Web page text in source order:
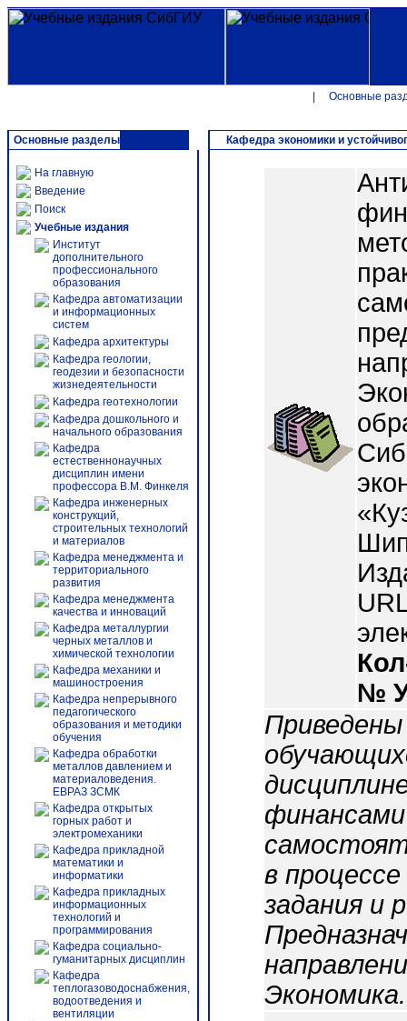
Основные
Основные разделы
На главную
Введение
Поиск
Учебные издания
Институт
дополнительного
профессионального
образования
Кафедра автоматизации
и информационных
систем
Кафедра архитектуры
Кафедра геологии,
геодезии и безопасности
жизнедеятельности
Кафедра геотехнологии
Кафедра дошкольного и
начального образования
Кафедра
естественнонаучных
дисциплин имени
профессора В.М. Финкеля
Кафедра инженерных
конструкций,
строительных технологий
и материалов
Кафедра менеджмента и
территориального
развития
Кафедра менеджмента
качества и инноваций
Кафедра металлургии
черных металлов и
химической технологии
Кафедра механики и
машиностроения
Кафедра непрерывного
педагогического
образования и методики
обучения
Кафедра обработки
металлов давлением и
материаловедения.
ЕВРАЗ ЗСМК
Кафедра открытых
горных работ и
электромеханики
Кафедра прикладной
математики и
информатики
Кафедра прикладных
информационных
технологий и
программирования
Кафедра социально-
гуманитарных дисциплин
Кафедра
теплогазоводоснабжения,
водоотведения и
вентиляции
Кафедра экономики и
№
финансами
в
задания и
Экономика.